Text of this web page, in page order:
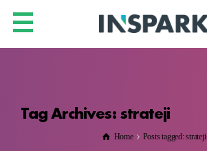
Tag Archives: strateji
Home Posts tagged: strateji